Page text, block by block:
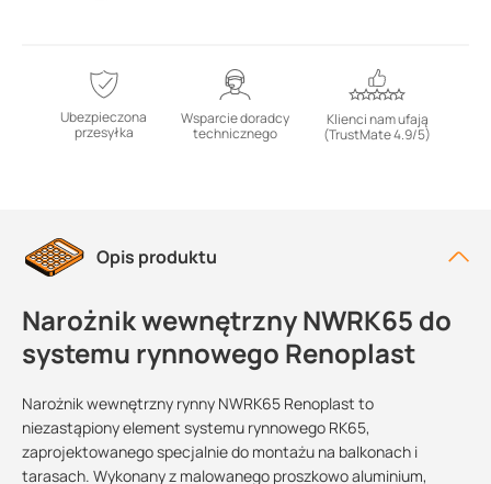
Ubezpieczona
przesyłka
Wsparcie doradcy
technicznego
Klienci nam ufają
(TrustMate 4.9/5)
Opis produktu
Narożnik wewnętrzny NWRK65 do
systemu rynnowego Renoplast
Narożnik wewnętrzny rynny NWRK65 Renoplast to
niezastąpiony element systemu rynnowego RK65,
zaprojektowanego specjalnie do montażu na balkonach i
tarasach. Wykonany z malowanego proszkowo aluminium,